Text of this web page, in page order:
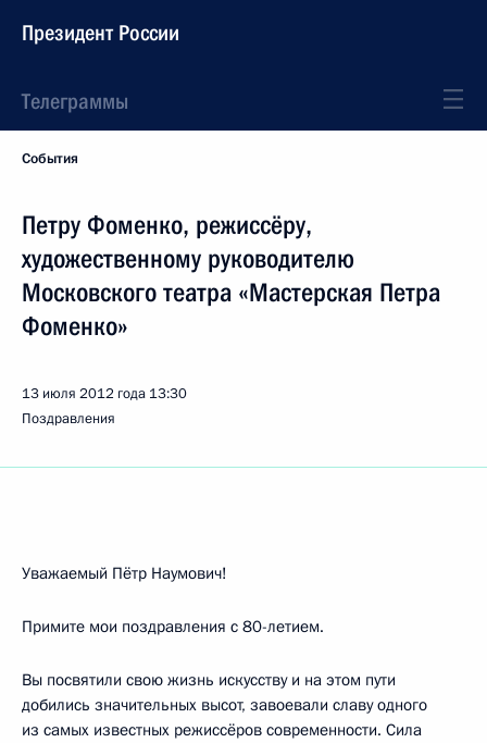
Президент России
Телеграммы
События
Петру Фоменко, режиссёру,
художественному руководителю
Московского театра «Мастерская Петра
Фоменко»
13 июля 2012 года 13:30
Поздравления
Уважаемый Пётр Наумович!
Примите мои поздравления с 80-летием.
Вы посвятили свою жизнь искусству и на этом пути
добились значительных высот, завоевали славу одного
из самых известных режиссёров современности. Сила